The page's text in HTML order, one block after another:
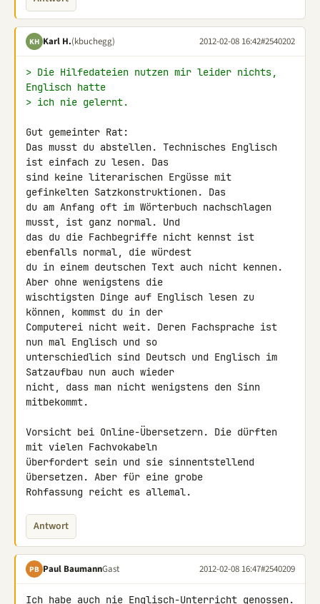
KH Karl H.(kbuchegg) 2012-02-08 16:42#2540202
> Die Hilfedateien nutzen mir leider nichts,
Englisch hatte
> ich nie gelernt.
Gut gemeinter Rat:
Das musst du abstellen. Technisches Englisch
ist einfach zu lesen. Das
sind keine literarischen Ergüsse mit
gefinkelten Satzkonstruktionen. Das
du am Anfang oft im Wörterbuch nachschlagen
musst, ist ganz normal. Und
das du die Fachbegriffe nicht kennst ist
ebenfalls normal, die würdest
du in einem deutschen Text auch nicht kennen.
Aber ohne wenigstens die
wischtigsten Dinge auf Englisch lesen zu
können, kommst du in der
Computerei nicht weit. Deren Fachsprache ist
nun mal Englisch und so
unterschiedlich sind Deutsch und Englisch im
Satzaufbau nun auch wieder
nicht, dass man nicht wenigstens den Sinn
mitbekommt.
Vorsicht bei Online-Übersetzern. Die dürften
mit vielen Fachvokabeln
überfordert sein und sie sinnentstellend
übersetzen. Aber für eine grobe
Rohfassung reicht es allemal.
Antwort
PB Paul BaumannGast 2012-02-08 16:47#2540209
Ich habe auch nie Englisch-Unterricht genossen.